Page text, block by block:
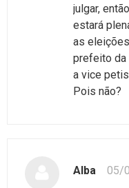
julgar,
estará
as
prefeito da
a vice
Pois não?
Alba 05/